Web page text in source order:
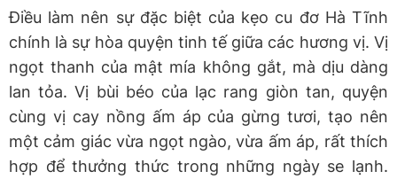
Điều làm nên sự đặc biệt của kẹo cu đơ Hà Tĩnh
chính là sự hòa quyện tinh tế giữa các hương vị. Vị
ngọt thanh của mật mía không gắt, mà dịu dàng
lan tỏa. Vị bùi béo của lạc rang giòn tan, quyện
cùng vị cay nồng ấm áp của gừng tươi, tạo nên
một cảm giác vừa ngọt ngào, vừa ấm áp, rất thích
hợp để thưởng thức trong những ngày se lạnh.